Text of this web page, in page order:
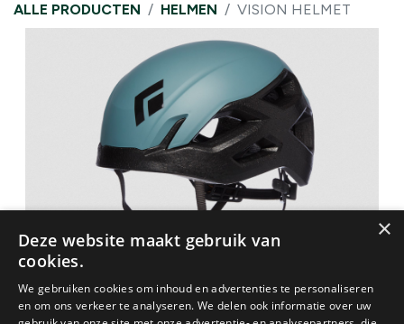
ALLE PRODUCTEN HELMEN VISION HELMET
×
Deze website maakt gebruik van
cookies.
We gebruiken cookies om inhoud en advertenties te personaliseren
en om ons verkeer te analyseren. We delen ook informatie over uw